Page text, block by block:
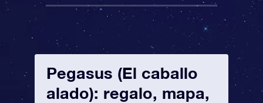
Pegasus (El caballo
alado): regalo, mapa,